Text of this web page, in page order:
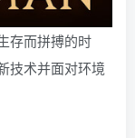
存而拼搏的时
技术并面对环境